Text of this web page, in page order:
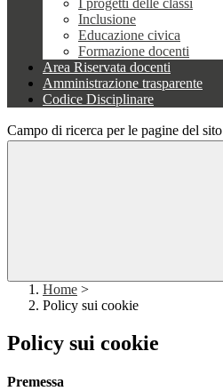
I progetti delle classi
Inclusione
Educazione civica
Formazione docenti
Area Riservata docenti
Amministrazione trasparente
Codice Disciplinare
Campo di ricerca per le pagine del sito
Home >
Policy sui cookie
Policy sui cookie
Premessa